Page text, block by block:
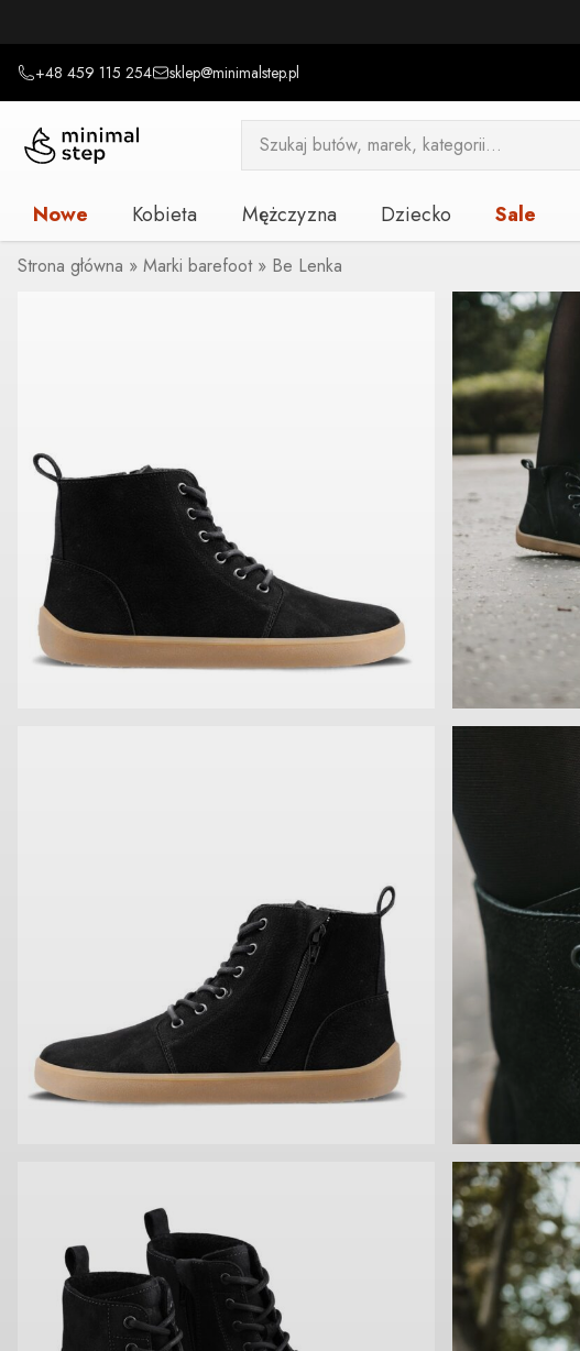
+48 459 115 254 sklep@minimalstep.pl
Wyszukiwarka
produktów
Nowe Kobieta Mężczyzna Dziecko Sale
Strona główna » Marki barefoot» Be Lenka